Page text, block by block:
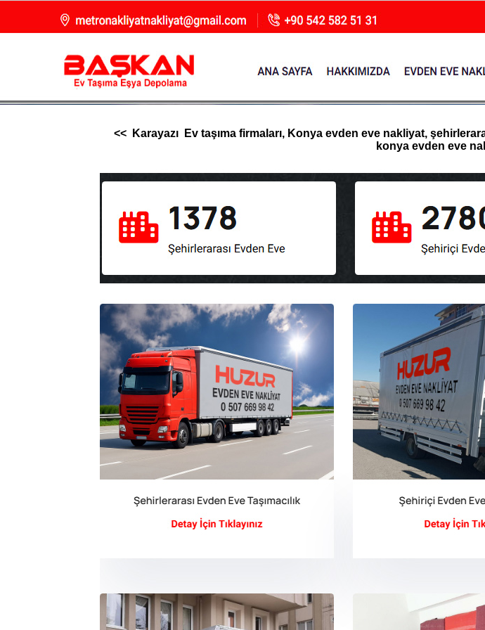
<< Karayazı Ev taşıma firmaları, Konya evden eve nakliyat,
konya evden eve